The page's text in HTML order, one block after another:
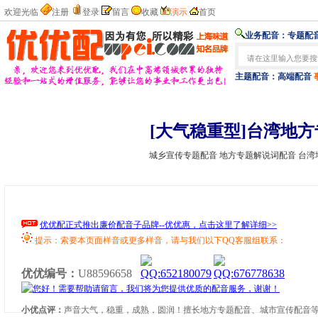
欢迎光临 注册 登录 留言 收藏 演示 首页
业务配音： 专题配
主题配音： 高端配音
[大气稳重型]台湾地
城乡宣传专题配音 地方专题解说词配音 台
优优配正式推出廉价配音子品牌--优优惠，点击这里了解详细>>
提示：索要本页面样音或更多样音，请与我们以下QQ客服组联系：
优优编号： U88596658
小优点评：声音大气，稳重，成熟，圆润！擅长地方专题配音、城市宣传配音